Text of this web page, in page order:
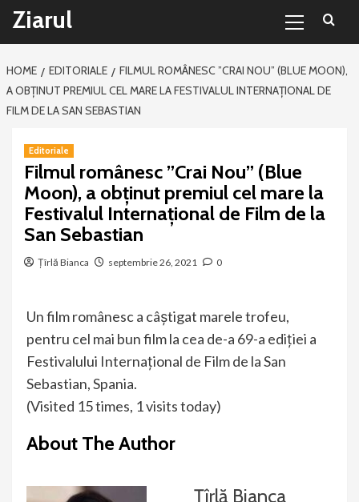
Sari
conținut
Ziarul
Menu
HOME EDITORIALE
FILMUL ROMÂNESC ”CRAI NOU” (BLUE MOON),
A OBȚINUT PREMIUL CEL MARE LA FESTIVALUL INTERNAȚIONAL DE
FILM DE LA SAN SEBASTIAN
Editoriale
Filmul românesc ”Crai Nou” (Blue
Moon), a obținut premiul cel mare la
Festivalul Internațional de Film de la
San Sebastian
Țîrlă Bianca septembrie 26, 2021 0
Un film românesc a câștigat marele trofeu,
pentru cel mai bun film la cea de-a 69-a ediției a
Festivalului Internațional de Film de la San
Sebastian, Spania.
(Visited 15 times, 1 visits today)
About The Author
Țîrlă Bianca